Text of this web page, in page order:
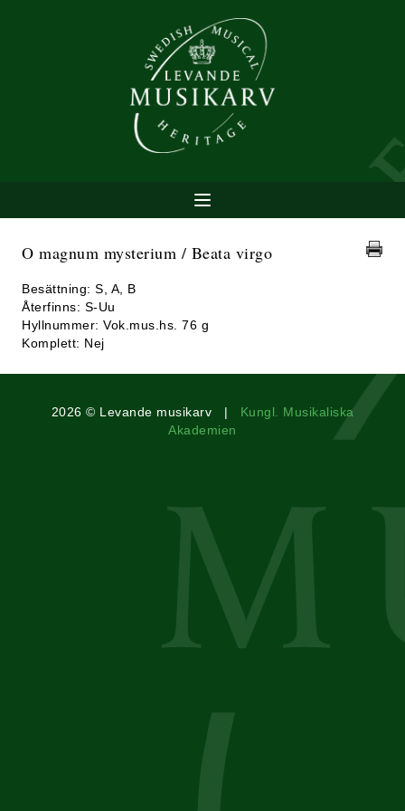
O magnum mysterium / Beata virgo
Besättning: S, A, B
Återfinns: S-Uu
Hyllnummer: Vok.mus.hs. 76 g
Komplett: Nej
2026 © Levande musikarv | Kungl. Musikaliska
Akademien